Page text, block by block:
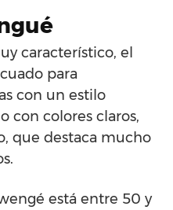
característico, el
para
con un estilo
con colores claros,
que destaca mucho
está entre 50 y